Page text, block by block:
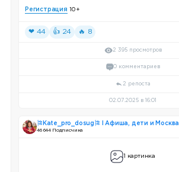
Регистрация 10+
❤ 44 👍 24 🔥 8
2 395 просмотров
0 комментариев
2 репоста
02.07.2025 в 16:01
🎏Kate_pro_dosug🎏 I Афиша, дети и Москва
46 644 Подписчика
1 картинка